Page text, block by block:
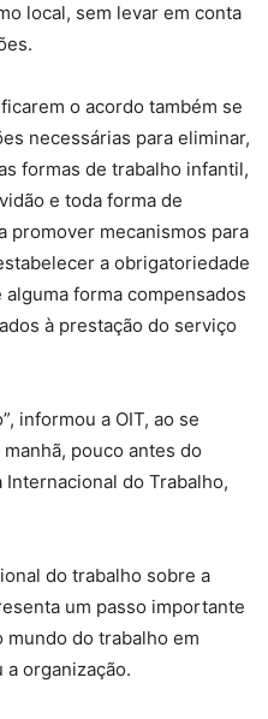
local, sem levar em conta
o acordo também se
necessárias para eliminar,
formas de trabalho infantil,
e toda forma de
promover mecanismos para
a obrigatoriedade
forma compensados
à prestação do serviço
informou a OIT, ao se
pouco antes do
do Trabalho,
do trabalho sobre a
um passo importante
mundo do trabalho em
a organização.